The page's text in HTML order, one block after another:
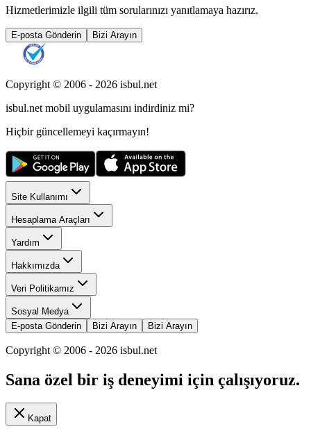
Hizmetlerimizle ilgili tüm sorularınızı yanıtlamaya hazırız.
E-posta Gönderin Bizi Arayın
Copyright © 2006 - 2026 isbul.net
isbul.net mobil uygulamasını indirdiniz mi?
Hiçbir güncellemeyi kaçırmayın!
Site Kullanımı
Hesaplama Araçları
Yardım
Hakkımızda
Veri Politikamız
Sosyal Medya
E-posta Gönderin
Bizi Arayın Bizi Arayın
Copyright © 2006 - 2026 isbul.net
Sana özel bir iş deneyimi için çalışıyoruz.
Kapat